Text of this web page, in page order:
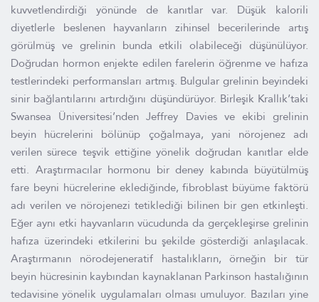
kuvvetlendirdiği yönünde de kanıtlar var. Düşük kalorili
diyetlerle beslenen hayvanların zihinsel becerilerinde artış
görülmüş ve grelinin bunda etkili olabileceği düşünülüyor.
Doğrudan hormon enjekte edilen farelerin öğrenme ve hafıza
testlerindeki performansları artmış. Bulgular grelinin beyindeki
sinir bağlantılarını artırdığını düşündürüyor. Birleşik Krallık’taki
Swansea Üniversitesi’nden Jeffrey Davies ve ekibi grelinin
beyin hücrelerini bölünüp çoğalmaya, yani nörojenez adı
verilen sürece teşvik ettiğine yönelik doğrudan kanıtlar elde
etti. Araştırmacılar hormonu bir deney kabında büyütülmüş
fare beyni hücrelerine eklediğinde, fibroblast büyüme faktörü
adı verilen ve nörojenezi tetiklediği bilinen bir gen etkinleşti.
Eğer aynı etki hayvanların vücudunda da gerçekleşirse grelinin
hafıza üzerindeki etkilerini bu şekilde gösterdiği anlaşılacak.
Araştırmanın nörodejeneratif hastalıkların, örneğin bir tür
beyin hücresinin kaybından kaynaklanan Parkinson hastalığının
tedavisine yönelik uygulamaları olması umuluyor. Bazıları yine